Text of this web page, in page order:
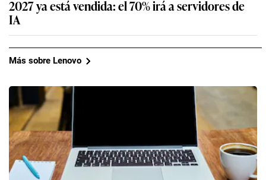
2027 ya está vendida: el 70% irá a servidores de
IA
Más sobre Lenovo